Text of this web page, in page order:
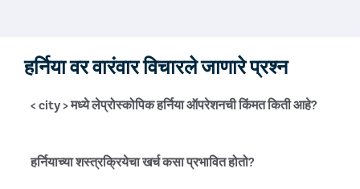
हर्निया वर वारंवार विचारले जाणारे प्रश्न
< city > मध्ये लेप्रोस्कोपिक हर्निया ऑपरेशनची किंमत किती आहे?
लेप्रोस्कोपिक हर्निया ऑपरेशनची किंमत भारतीय रुपयात रु. पासून रु.
हर्नियाच्या शस्त्रक्रियेचा खर्च कसा प्रभावित होतो?